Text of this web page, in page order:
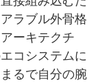
ラブル外骨格
ーキテクチ
コシステムに
るで自分の腕